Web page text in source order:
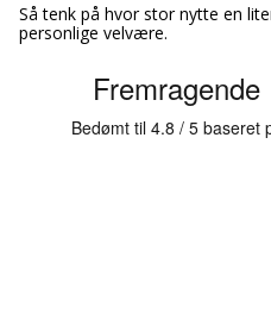
Så tenk på hvor stor nytte en
personlige velvære.